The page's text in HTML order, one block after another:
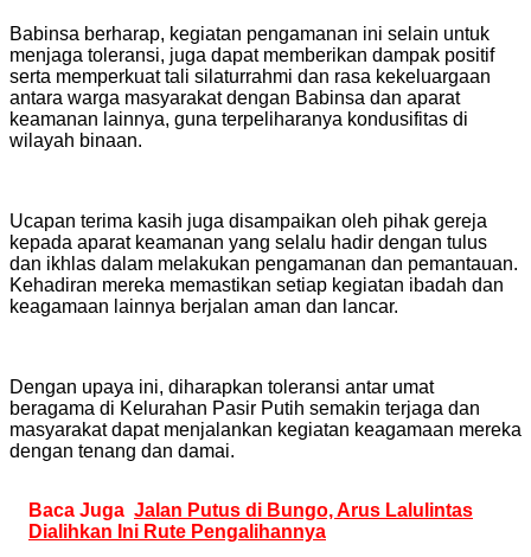
Babinsa berharap, kegiatan pengamanan ini selain untuk
menjaga toleransi, juga dapat memberikan dampak positif
serta memperkuat tali silaturrahmi dan rasa kekeluargaan
antara warga masyarakat dengan Babinsa dan aparat
keamanan lainnya, guna terpeliharanya kondusifitas di
wilayah binaan.
Ucapan terima kasih juga disampaikan oleh pihak gereja
kepada aparat keamanan yang selalu hadir dengan tulus
dan ikhlas dalam melakukan pengamanan dan pemantauan.
Kehadiran mereka memastikan setiap kegiatan ibadah dan
keagamaan lainnya berjalan aman dan lancar.
Dengan upaya ini, diharapkan toleransi antar umat
beragama di Kelurahan Pasir Putih semakin terjaga dan
masyarakat dapat menjalankan kegiatan keagamaan mereka
dengan tenang dan damai.
Baca Juga Jalan Putus di Bungo, Arus Lalulintas
Dialihkan Ini Rute Pengalihannya